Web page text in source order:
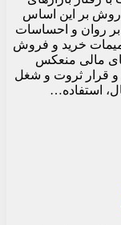
روش بر این اساس
بر روان و احساسات
خرید و فروش
مالی منعکس
و قرار ثروت و شغل
استفاده…